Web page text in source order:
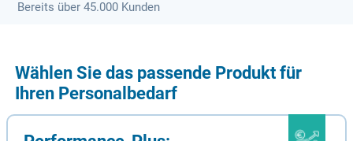
Bereits über 45.000 Kunden
Wählen Sie das passende Produkt für
Ihren Personalbedarf